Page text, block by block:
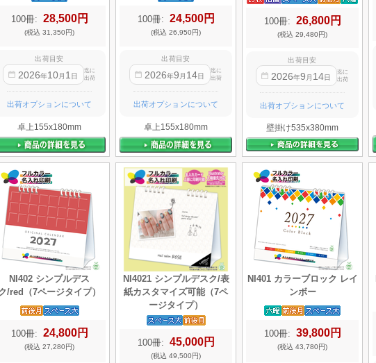
100冊: 28,500円
(税込 31,350円)
出荷目安
2026年10月 1 日
迄に
出荷
出荷オプションについて
卓上155x180mm
100冊: 24,500円
(税込 26,950円)
出荷目安
2026年9 月 14日
迄に
出荷
出荷オプションについて
卓上155x180mm
100冊: 26,800円
(税込 29,480円)
出荷目安
2026年9 月 14日
迄に
出荷
出荷オプションについて
壁掛け535x380mm
NI402 シンプルデス
/red（7ページタイプ）
100冊: 24,800円
(税込 27,280円)
NI4021 シンプルデスク/表
紙カスタマイズ可能（7ペ
ージタイプ）
100冊: 45,000円
(税込 49,500円)
NI401 カラーブロック レイ
ンボー
100冊: 39,800円
(税込 43,780円)